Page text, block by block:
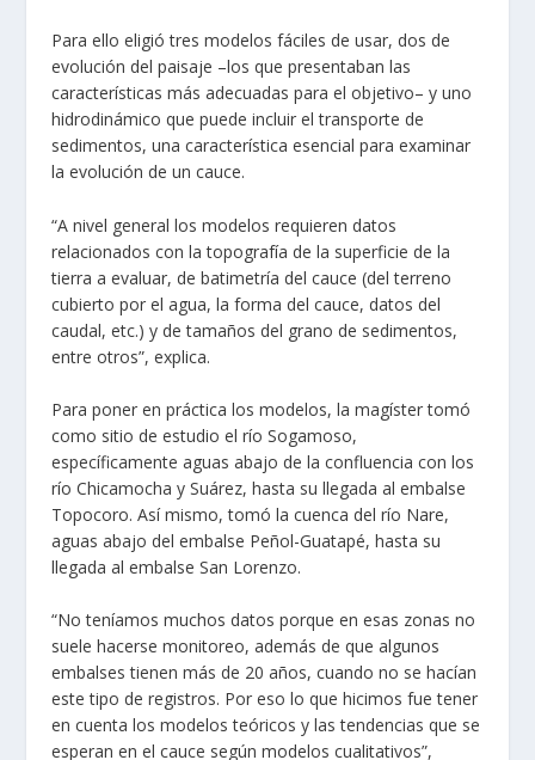
Para ello eligió tres modelos fáciles de usar, dos de
evolución del paisaje –los que presentaban las
características más adecuadas para el objetivo– y uno
hidrodinámico que puede incluir el transporte de
sedimentos, una característica esencial para examinar
la evolución de un cauce.
“A nivel general los modelos requieren datos
relacionados con la topografía de la superficie de la
tierra a evaluar, de batimetría del cauce (del terreno
cubierto por el agua, la forma del cauce, datos del
caudal, etc.) y de tamaños del grano de sedimentos,
entre otros”, explica.
Para poner en práctica los modelos, la magíster tomó
como sitio de estudio el río Sogamoso,
específicamente aguas abajo de la confluencia con los
río Chicamocha y Suárez, hasta su llegada al embalse
Topocoro. Así mismo, tomó la cuenca del río Nare,
aguas abajo del embalse Peñol-Guatapé, hasta su
llegada al embalse San Lorenzo.
“No teníamos muchos datos porque en esas zonas no
suele hacerse monitoreo, además de que algunos
embalses tienen más de 20 años, cuando no se hacían
este tipo de registros. Por eso lo que hicimos fue tener
en cuenta los modelos teóricos y las tendencias que se
esperan en el cauce según modelos cualitativos”,